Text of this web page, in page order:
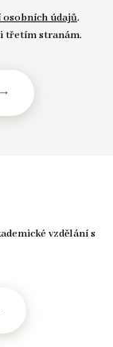
údajů.
třetím stranám.
vzdělání s